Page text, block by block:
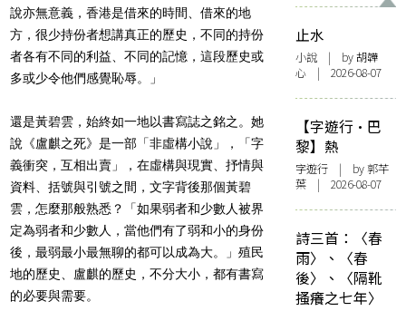
說亦無意義，香港是借來的時間、借來的地
方，很少持份者想講真正的歷史，不同的持份
者各有不同的利益、不同的記憶，這段歷史或
多或少令他們感覺恥辱。」
還是黃碧雲，始終如一地以書寫誌之銘之。她
說《盧麒之死》是一部「非虛構小說」，「字
義衝突，互相出賣」，在虛構與現實、抒情與
資料、括號與引號之間，文字背後那個黃碧
雲，怎麼那般熟悉？「如果弱者和少數人被界
定為弱者和少數人，當他們有了弱和小的身份
後，最弱最小最無聊的都可以成為大。」殖民
地的歷史、盧麒的歷史，不分大小，都有書寫
的必要與需要。
止水
小說 | by 胡韡
心 | 2026-08-07
【字遊行·巴
黎】熱
字遊行 | by 郭芊
葉 | 2026-08-07
詩三首：〈春
雨〉、〈春
後〉、〈隔靴
搔癢之七年〉